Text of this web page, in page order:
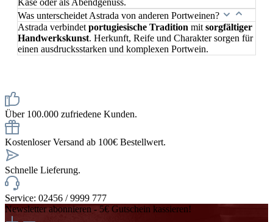
Käse oder als Abendgenuss.
Was unterscheidet Astrada von anderen Portweinen?
Astrada verbindet portugiesische Tradition mit sorgfältiger
Handwerkskunst. Herkunft, Reife und Charakter sorgen für
einen ausdrucksstarken und komplexen Portwein.
Über 100.000 zufriedene Kunden.
Kostenloser Versand ab 100€ Bestellwert.
Schnelle Lieferung.
Service: 02456 / 9999 777
Newsletter abonnieren - 5€ Gutschein kassieren!